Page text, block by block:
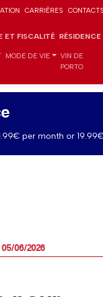
CARRIÈRES CONTACTS
ET FISCALITÉ
MODE DE VIE
VIN DE
PORTO
per month or
06/2026